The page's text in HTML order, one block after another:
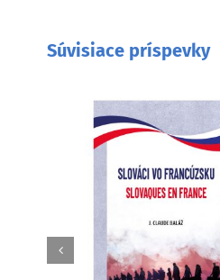
Súvisiace príspevky